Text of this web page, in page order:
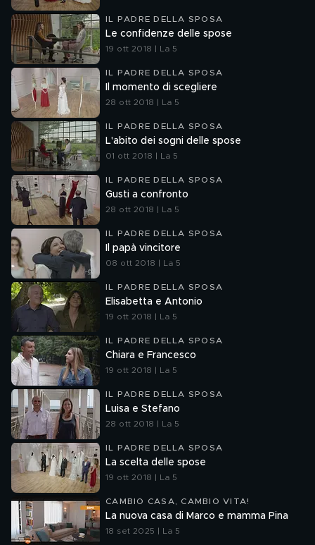
IL PADRE DELLA SPOSA
Le confidenze delle spose
19 ott 2018 | La 5
IL PADRE DELLA SPOSA
Il momento di scegliere
28 ott 2018 | La 5
IL PADRE DELLA SPOSA
L'abito dei sogni delle spose
01 ott 2018 | La 5
IL PADRE DELLA SPOSA
Gusti a confronto
28 ott 2018 | La 5
IL PADRE DELLA SPOSA
Il papà vincitore
08 ott 2018 | La 5
IL PADRE DELLA SPOSA
Elisabetta e Antonio
19 ott 2018 | La 5
IL PADRE DELLA SPOSA
Chiara e Francesco
19 ott 2018 | La 5
IL PADRE DELLA SPOSA
Luisa e Stefano
28 ott 2018 | La 5
IL PADRE DELLA SPOSA
La scelta delle spose
19 ott 2018 | La 5
CAMBIO CASA, CAMBIO VITA!
La nuova casa di Marco e mamma Pina
18 set 2025 | La 5